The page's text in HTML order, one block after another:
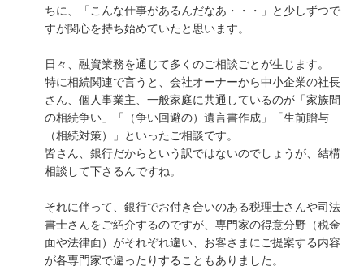
ちに、「こんな仕事があるんだなあ・・・」と少しずつで
すが関心を持ち始めていたと思います。
日々、融資業務を通じて多くのご相談ごとが生じます。
特に相続関連で言うと、会社オーナーから中小企業の社長
さん、個人事業主、一般家庭に共通しているのが「家族間
の相続争い」「（争い回避の）遺言書作成」「生前贈与
（相続対策）」といったご相談です。
皆さん、銀行だからという訳ではないのでしょうが、結構
相談して下さるんですね。
それに伴って、銀行でお付き合いのある税理士さんや司法
書士さんをご紹介するのですが、専門家の得意分野（税金
面や法律面）がそれぞれ違い、お客さまにご提案する内容
が各専門家で違ったりすることもありました。